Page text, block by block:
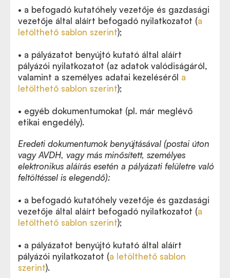
• a befogadó kutatóhely vezetője és gazdasági
vezetője által aláírt befogadó nyilatkozatot (a
letölthető sablon szerint);
• a pályázatot benyújtó kutató által aláírt
pályázói nyilatkozatot (az adatok valódiságáról,
valamint a személyes adatai kezeléséről a
letölthető sablon szerint);
• egyéb dokumentumokat (pl. már meglévő
etikai engedély).
Eredeti dokumentumok benyújtásával (postai úton
vagy AVDH, vagy más minősített, személyes
elektronikus aláírás esetén a pályázati felületre való
feltöltéssel is elegendő):
• a befogadó kutatóhely vezetője és gazdasági
vezetője által aláírt befogadó nyilatkozatot (a
letölthető sablon szerint);
• a pályázatot benyújtó kutató által aláírt
pályázói nyilatkozatot (a letölthető sablon
szerint).